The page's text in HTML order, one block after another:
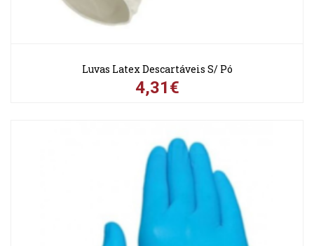
Luvas Latex Descartáveis S/ Pó
4,31€